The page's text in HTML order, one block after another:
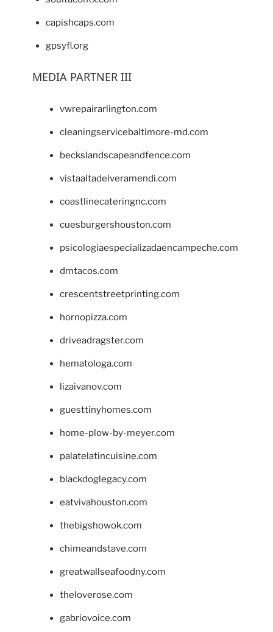
capishcaps.com
gpsyfl.org
MEDIA PARTNER III
vwrepairarlington.com
cleaningservicebaltimore-md.com
beckslandscapeandfence.com
vistaaltadelveramendi.com
coastlinecateringnc.com
cuesburgershouston.com
psicologiaespecializadaencampeche.com
dmtacos.com
crescentstreetprinting.com
hornopizza.com
driveadragster.com
hematologa.com
lizaivanov.com
guesttinyhomes.com
home-plow-by-meyer.com
palatelatincuisine.com
blackdoglegacy.com
eatvivahouston.com
thebigshowok.com
chimeandstave.com
greatwallseafoodny.com
theloverose.com
gabriovoice.com